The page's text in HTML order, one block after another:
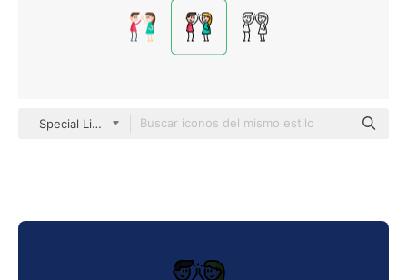
Special Lineal color